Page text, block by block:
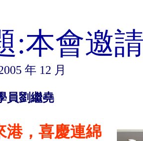
:本會邀
年 12 月
員劉繼堯
港，喜慶連綿